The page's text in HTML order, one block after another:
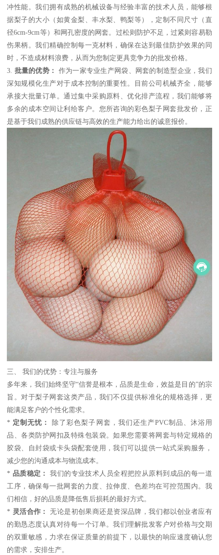
冲性能。我们拥有成熟的机械设备与经验丰富的技术人员，能够根
据梨子的大小（如黄金梨、丰水梨、鸭梨等），定制不同尺寸（直
径6cm-9cm等）和网孔密度的网套。过松则防护不足，过紧则容易勒
伤果柄。我们精确控制每一克材料，确保在达到最佳防护效果的同
时，不造成材料浪费，从而为您制定更具竞争力的批发价格。
3. 批量的优势：
作为一家专业生产网袋、网套的制造型企业，我们
深知规模化生产对于成本控制的重要性。目前公司机械齐全，能够
承接大批量订单。通过集中采购原料、优化排产流程，我们能够将
多余的成本空间让利给客户。您所咨询的彩色梨子网套批发价，正
是基于我们成熟的供应链与高效的生产能力给出的诚意报价。
三、 我们的优势：专注与服务
多年来，我们始终坚守“信誉是根本，品质是生命，效益是目的”的宗
旨。对于梨子网套这类产品，我们不仅提供标准化的规格选择，更
能满足客户的个性化需求。
* 定制无忧：
除了彩色梨子网套，我们还生产PVC制品、沐浴用
品、各类防护网扣及特殊包装袋。如果您需要将网套与特定规格的
胶袋、自封袋或卡头袋配套使用，我们可以提供一站式采购服务，
减少您的沟通成本与物流成本。
* 品质稳定：
我们的专业技术人员全程把控从原料到成品的每一道
工序，确保每一批网套的力度、拉伸度、色差均在可控范围内。我
们相信，好的品质是降低售后损耗的最好方式。
* 灵活合作：
无论是初创果商还是资深品牌，我们都以创业者应有
的勤恳态度认真对待每一个订单。我们理解批发客户对价格与交期
的双重敏感，力求在保证质量的前提下，以最快的响应速度确认您
的需求，安排生产。